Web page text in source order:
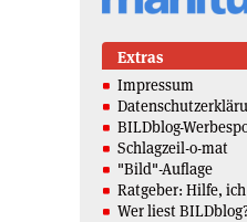
Extras
Impressum
BILDblog-
Schlagzeil-o-mat
"Bild"-Auflage
Ratgeber: Hilfe,
Wer liest